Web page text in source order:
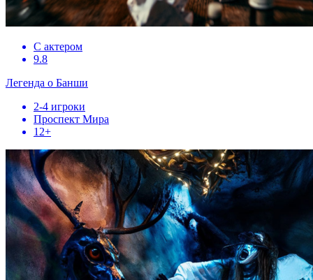
С актером
9.8
Легенда о Банши
2-4 игроки
Проспект Мира
12+